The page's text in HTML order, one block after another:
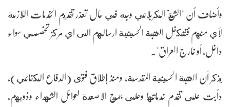
وأضاف أن "الشيخ الكربلائي وجه في حال تعذر تقديم الخدمات اللازمة
لأي منهم فتتكفل العتبة الحسينية ارسالهم الى اي مركز تخصصي سواء
داخل، أو خارج العراق".
يذكر أن العتبة الحسينية المقدسة، ومنذ إطلاق فتوى (الدفاع الكفائي)،
دأبت على تقدم خدماتها وعلى جميع الاصعدة لعوائل الشهداء وذويهم،